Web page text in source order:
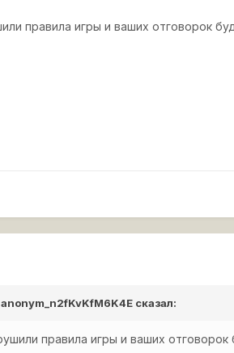
правила игры и ваших отговорок
anonym_n2fKvKfM6K4E сказал:
правила игры и ваших отговорок